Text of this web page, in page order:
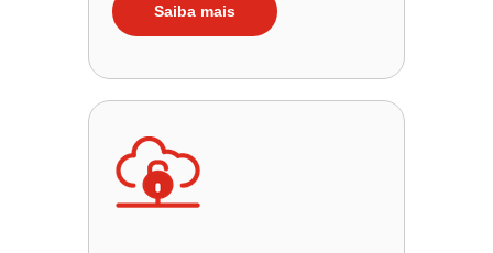
Saiba mais